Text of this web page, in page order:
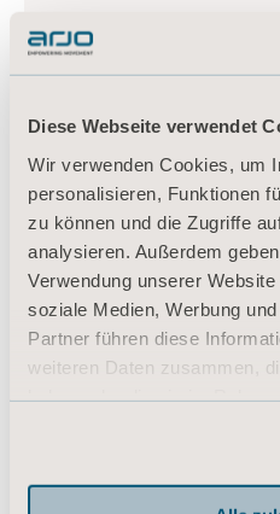
Diese Webseite verwendet
Wir verwenden Cookies, um
personalisieren, Funktionen
zu können und die Zugriffe
analysieren. Außerdem
Verwendung unserer
soziale Medien, Werbung
Partner führen diese
weiteren Daten zusammen,